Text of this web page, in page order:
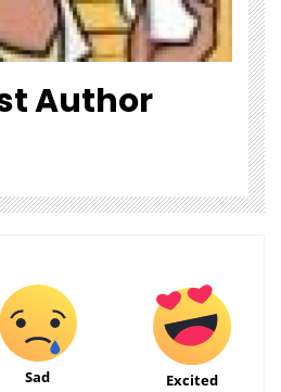
Author
Sad Excited